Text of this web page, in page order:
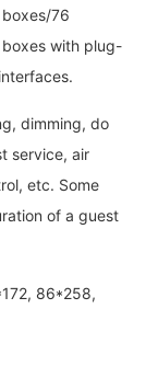
76
with plug-
dimming, do
service, air
etc. Some
of a guest
86*258,